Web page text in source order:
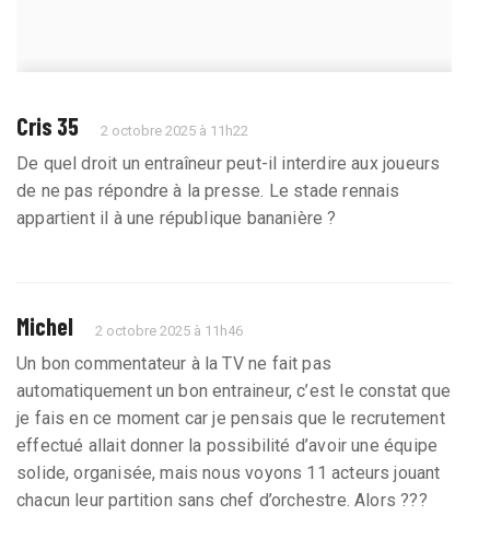
Cris 35 2 octobre 2025 à 11h22
De quel droit un entraîneur peut-il interdire aux joueurs
de ne pas répondre à la presse. Le stade rennais
appartient il à une république bananière ?
Michel 2 octobre 2025 à 11h46
Un bon commentateur à la TV ne fait pas
automatiquement un bon entraineur, c’est le constat que
je fais en ce moment car je pensais que le recrutement
effectué allait donner la possibilité d’avoir une équipe
solide, organisée, mais nous voyons 11 acteurs jouant
chacun leur partition sans chef d’orchestre. Alors ???